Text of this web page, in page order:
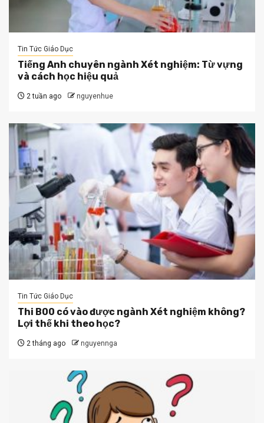
Tin Tức Giáo Dục
Tiếng Anh chuyên ngành Xét nghiệm: Từ vựng
và cách học hiệu quả
2 tuần ago nguyenhue
Tin Tức Giáo Dục
Thi B00 có vào được ngành Xét nghiệm không?
Lợi thế khi theo học?
2 tháng ago nguyennga